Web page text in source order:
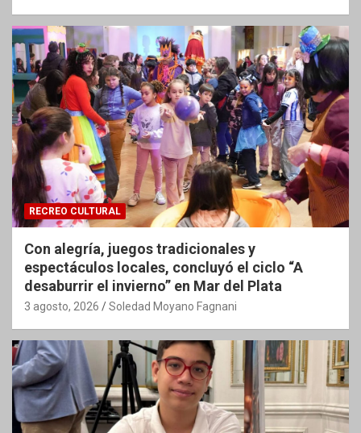
RECREO CULTURAL
Con alegría, juegos tradicionales y
espectáculos locales, concluyó el ciclo “A
desaburrir el invierno” en Mar del Plata
3 agosto, 2026 Soledad Moyano Fagnani